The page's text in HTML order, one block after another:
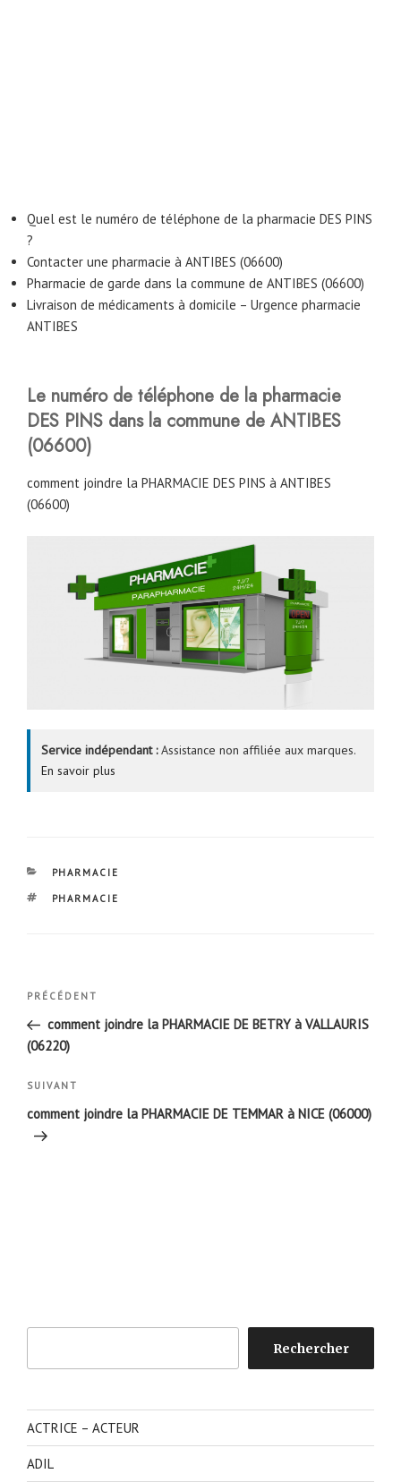
Quel est le numéro de téléphone de la pharmacie DES PINS
?
Contacter une pharmacie à ANTIBES (06600)
Pharmacie de garde dans la commune de ANTIBES (06600)
Livraison de médicaments à domicile – Urgence pharmacie
ANTIBES
Le numéro de téléphone de la pharmacie
DES PINS dans la commune de ANTIBES
(06600)
comment joindre la PHARMACIE DES PINS à ANTIBES
(06600)
Service indépendant :Assistance non affiliée aux marques.
En savoir plus
CATÉGORIES
PHARMACIE
ÉTIQUETTES
PHARMACIE
Navigation
l’article
Article
précédent
PRÉCÉDENT
comment joindre la PHARMACIE DE BETRY à VALLAURIS
(06220)
Article
suivant
SUIVANT
comment joindre la PHARMACIE DE TEMMAR à NICE (06000)
Rechercher
ACTRICE – ACTEUR
ADIL